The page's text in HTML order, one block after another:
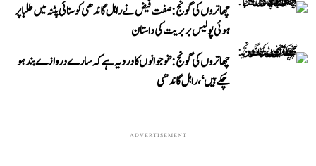
چھاتروں کی گونج: صفت فیض نے راہل گاندھی کو سنائی پٹنہ میں طلبا پر
ہوئی پولیس بربریت کی داستان
چھاتروں کی گونج: ’نوجوانوں کا درد یہ ہے کہ سارے دروازے بند ہو
چکے ہیں‘، راہل گاندھی
ADVERTISEMENT